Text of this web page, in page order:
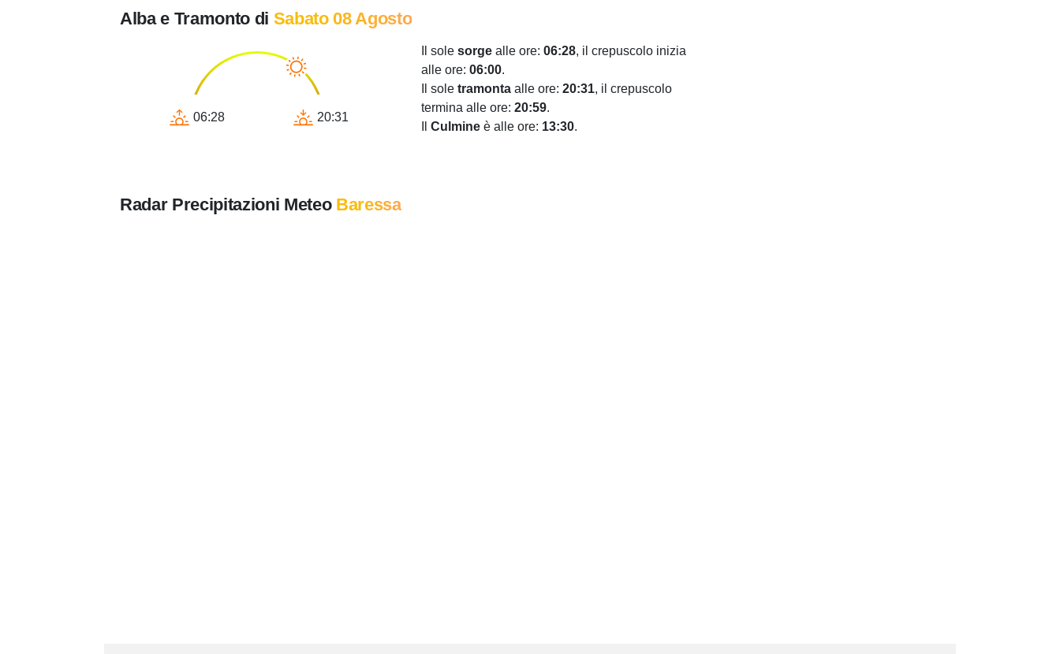
Alba e Tramonto di Sabato 08 Agosto
06:28 20:31
Il sole sorge alle ore: 06:28, il crepuscolo inizia
alle ore: 06:00.
Il sole tramonta alle ore: 20:31, il crepuscolo
termina alle ore: 20:59.
Culmine è alle ore: 13:30.
Radar Precipitazioni Meteo Baressa